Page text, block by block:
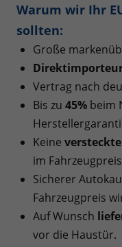
Warum wir Ihr
sollten:
Große
Vertrag nach
Bis zu 45% beim
Keine
im
Sicherer
Fahrzeugpreis
Auf Wunsch
vor die Haustür.